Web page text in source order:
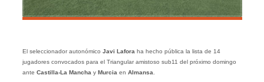
El seleccionador autonómico Javi Laforaha hecho pública la lista de 14
jugadores convocados para el Triangular amistoso sub11 del próximo domingo
ante Castilla-La Manchay Murciaen Almansa.